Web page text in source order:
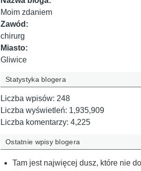
Moim zdaniem
Zawód:
chirurg
Miasto:
Gliwice
Statystyka blogera
Liczba wpisów: 248
Liczba wyświetleń: 1,935,909
Liczba komentarzy: 4,225
Ostatnie wpisy blogera
Tam jest najwięcej dusz, które nie